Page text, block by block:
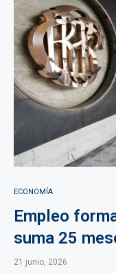
ECONOMÍA
Empleo
suma 25
21 junio, 2026